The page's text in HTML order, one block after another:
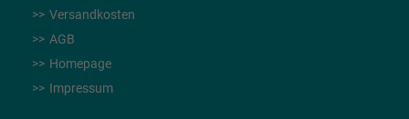
Versandkosten
AGB
Homepage
Impressum